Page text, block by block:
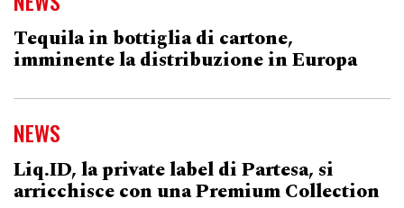
Tequila in bottiglia di cartone,
imminente la distribuzione in Europa
NEWS
Liq.ID, la private label di Partesa, si
arricchisce con una Premium Collection